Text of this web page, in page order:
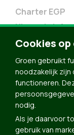
Charter EGP
Nieuwsbrief
Doe Mee
Contact
Groen in je
Meldpunt
Word lid
Agenda
Cookies
Groen gebruikt
noodzakelijk
functioneren.
nodig.
Als je daarvoor
gebruik van